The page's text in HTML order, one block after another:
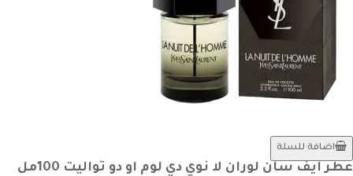
اضافة للسلة
عطر ايف سان لوران لا نوي دي لوم او دو تواليت 100مل